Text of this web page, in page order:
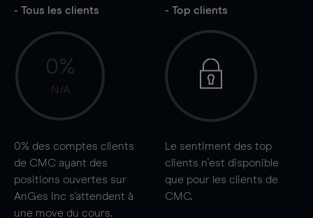
- Tous les clients
0%
N/A
0% des comptes clients
de CMC ayant des
positions ouvertes sur
AnGes Inc s'attendent à
une move du cours.
- Top clients
Le sentiment des top
clients n'est disponible
que pour les clients de
CMC.